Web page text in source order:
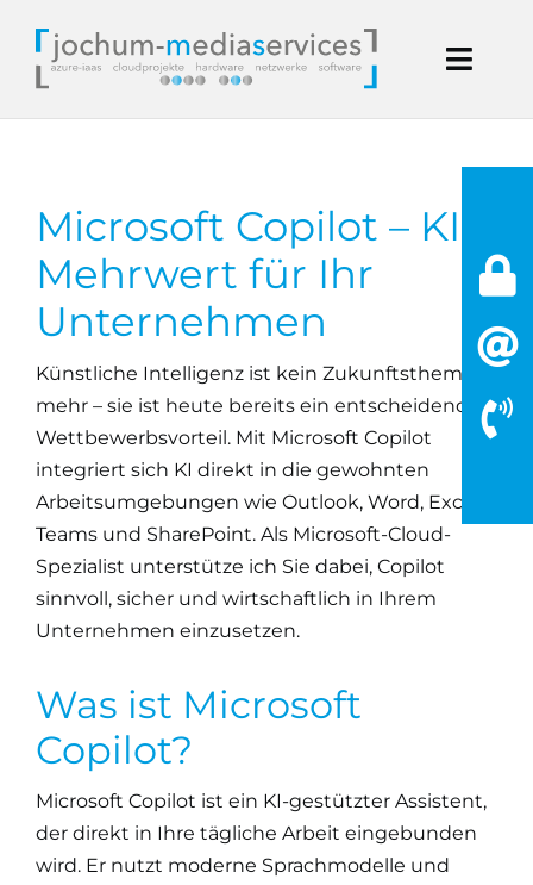
Inhalt
springen
Microsoft
Handwerk
IT Dienstleistung
Blog
Kontakt
Microsoft Copilot – KI-
Mehrwert für Ihr
Unternehmen
Künstliche Intelligenz ist kein Zukunftsthema
mehr – sie ist heute bereits ein entscheidender
Wettbewerbsvorteil. Mit Microsoft Copilot
integriert sich KI direkt in die gewohnten
Arbeitsumgebungen wie Outlook, Word, Excel,
Teams und SharePoint. Als Microsoft-Cloud-
Spezialist unterstütze ich Sie dabei, Copilot
sinnvoll, sicher und wirtschaftlich in Ihrem
Unternehmen einzusetzen.
Was ist Microsoft
Copilot?
Microsoft Copilot ist ein KI-gestützter Assistent,
der direkt in Ihre tägliche Arbeit eingebunden
wird. Er nutzt moderne Sprachmodelle und